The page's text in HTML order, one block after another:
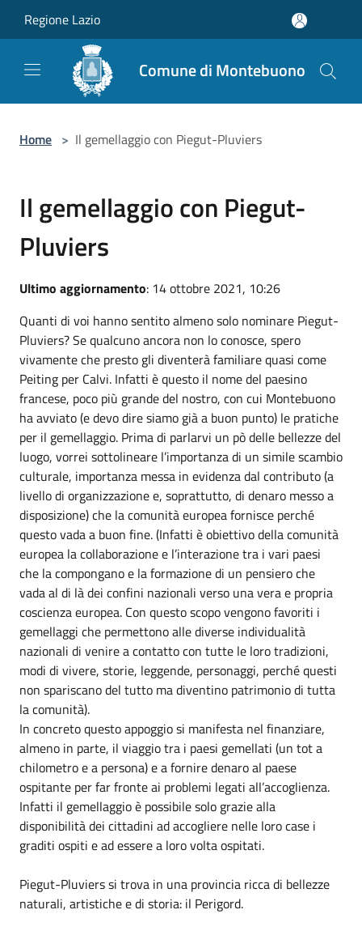
Regione Lazio
Comune di Montebuono
Home > Il gemellaggio con Piegut-Pluviers
Il gemellaggio con Piegut-
Pluviers
Ultimo aggiornamento: 14 ottobre 2021, 10:26
Quanti di voi hanno sentito almeno solo nominare Piegut-
Pluviers? Se qualcuno ancora non lo conosce, spero
vivamente che presto gli diventerà familiare quasi come
Peiting per Calvi. Infatti è questo il nome del paesino
francese, poco più grande del nostro, con cui Montebuono
ha avviato (e devo dire siamo già a buon punto) le pratiche
per il gemellaggio. Prima di parlarvi un pò delle bellezze del
luogo, vorrei sottolineare l’importanza di un simile scambio
culturale, importanza messa in evidenza dal contributo (a
livello di organizzazione e, soprattutto, di denaro messo a
disposizione) che la comunità europea fornisce perché
questo vada a buon fine. (Infatti è obiettivo della comunità
europea la collaborazione e l’interazione tra i vari paesi
che la compongano e la formazione di un pensiero che
vada al di là dei confini nazionali verso una vera e propria
coscienza europea. Con questo scopo vengono favoriti i
gemellaggi che permettono alle diverse individualità
nazionali di venire a contatto con tutte le loro tradizioni,
modi di vivere, storie, leggende, personaggi, perché questi
non spariscano del tutto ma diventino patrimonio di tutta
la comunità).
In concreto questo appoggio si manifesta nel finanziare,
almeno in parte, il viaggio tra i paesi gemellati (un tot a
chilometro e a persona) e a fornire denaro al paese
ospitante per far fronte ai problemi legati all’accoglienza.
Infatti il gemellaggio è possibile solo grazie alla
disponibilità dei cittadini ad accogliere nelle loro case i
graditi ospiti e ad essere a loro volta ospitati.
Piegut-Pluviers si trova in una provincia ricca di bellezze
naturali, artistiche e di storia: il Perigord.